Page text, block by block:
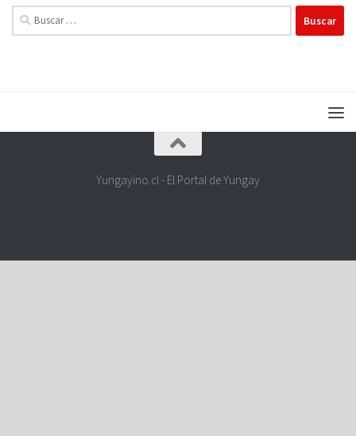
Buscar:
Yungayino.cl - El Portal de Yungay